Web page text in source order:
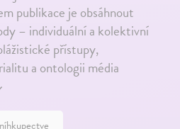
publikace je obsáhnout
– individuální a kolektivní
přístupy,
a ontologii média